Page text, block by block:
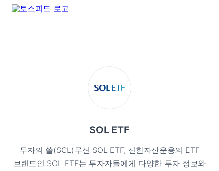
SOL ETF
투자의 쏠(SOL)루션 SOL ETF, 신한자산운용의 ETF
브랜드인 SOL ETF는 투자자들에게 다양한 투자 정보와